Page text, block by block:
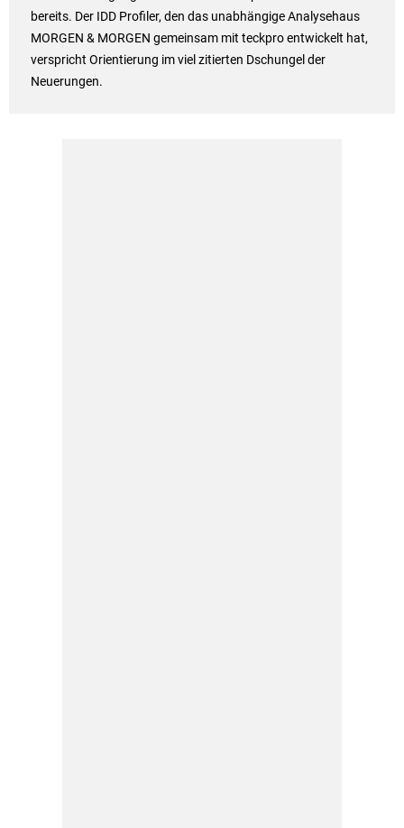
bereits. Der IDD Profiler, den das unabhängige Analysehaus
MORGEN & MORGEN gemeinsam mit teckpro entwickelt hat,
verspricht Orientierung im viel zitierten Dschungel der
Neuerungen.